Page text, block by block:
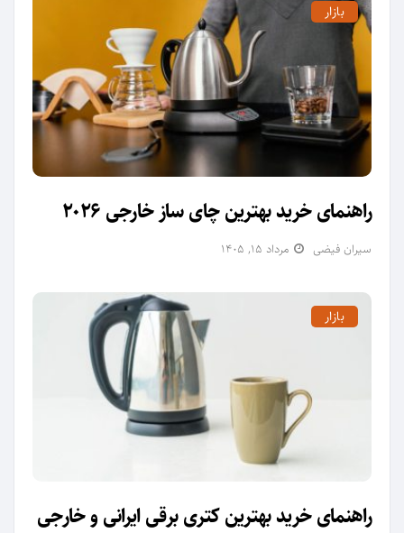
بازار
راهنمای خرید بهترین چای ساز خارجی 2026
سیران فیضی مرداد ۱۵, ۱۴۰۵
بازار
راهنمای خرید بهترین کتری برقی ایرانی و خارجی